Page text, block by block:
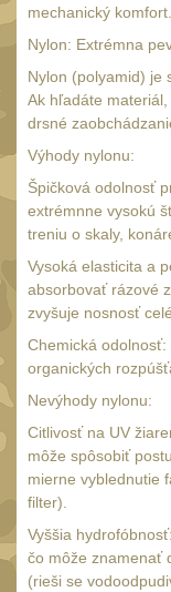
Vector Optics
ČIŠTĚNÍ A
Čištění39
AR1514
AK47 10
.2210
.223
.243 .260
.270 .280
.30 .308
.40 .4111
.44 .45
.357 .38
1911
mechanický komfort.
Nylon: Extrémna
Nylon (polyamid) je
Ak hľadáte
drsné
Výhody nylonu:
Špičková odolnosť
extrémnne vysokú
treniu o skaly,
Vysoká elasticita a
absorbovať rázové
zvyšuje nosnosť
Chemická odolnosť:
organických
Nevýhody nylonu:
Citlivosť na UV
môže spôsobiť
mierne vyblednutie
filter).
Vyššia
čo môže znamenať
(rieši se